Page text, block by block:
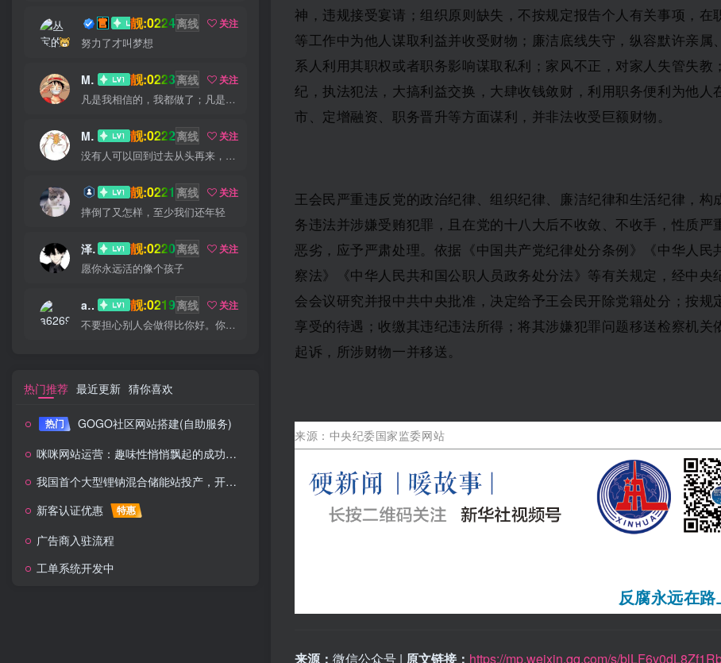
丛宝 靓:0224离线
关注
努力了才叫梦想
MS-康娃 靓:0223离线
关注
凡是我相信的，我都做了；凡是我做了的事，都是全身心地投入去做的
Miss 先生 靓:0222离线
关注
没有人可以回到过去从头再来，但是每个人都可以从今天开始，创造一个全新的结局
猫小白 靓:0221 离线
关注
摔倒了又怎样，至少我们还年轻
泽宇 靓:0220离线
关注
愿你永远活的像个孩子
a626911 靓:0219离线
关注
不要担心别人会做得比你好。你只需要每天都做得比前一天好就可以了
热门推荐 最近更新 猜你喜欢
热门
GOGO社区网站搭建(自助服务)
咪咪网站运营：趣味性悄悄飘起的成功风头
我国首个大型锂钠混合储能站投产，开启储能新时代
新客认证优惠
特惠
广告商入驻流程
工单系统开发中
神，违规接受宴请；组织原则缺失，不按规定报告个人有关事项，在
等工作中为他人谋取利益并收受财物；廉洁底线失守，纵容默许亲属
系人利用其职权或者职务影响谋取私利；家风不正，对家人失管失教
纪，执法犯法，大搞利益交换，大肆收钱敛财，利用职务便利为他人
市、定增融资、职务晋升等方面谋利，并非法收受巨额财物。
王会民严重违反党的政治纪律、组织纪律、廉洁纪律和生活纪律，构
务违法并涉嫌受贿犯罪，且在党的十八大后不收敛、不收手，性质严
恶劣，应予严肃处理。依据《中国共产党纪律处分条例》《中华人民
察法》《中华人民共和国公职人员政务处分法》等有关规定，经中央
会会议研究并报中共中央批准，决定给予王会民开除党籍处分；按规
享受的待遇；收缴其违纪违法所得；将其涉嫌犯罪问题移送检察机关
起诉，所涉财物一并移送。
来源： 中央纪委国家监委网站
反腐永远在路
来源： 微信公众号 | 原文链接： https://mp.weixin.qq.com/s/